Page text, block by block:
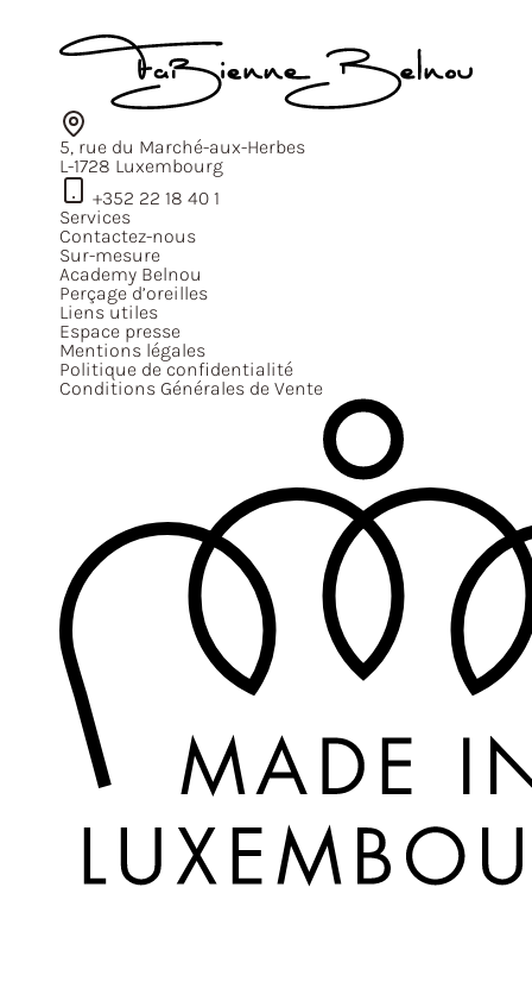
5, rue du Marché-aux-Herbes
L-1728 Luxembourg
+352 22 18 40 1
Services
Contactez-nous
Sur-mesure
Academy Belnou
Perçage d’oreilles
Liens utiles
Espace presse
Mentions légales
Politique de confidentialité
Conditions Générales de Vente